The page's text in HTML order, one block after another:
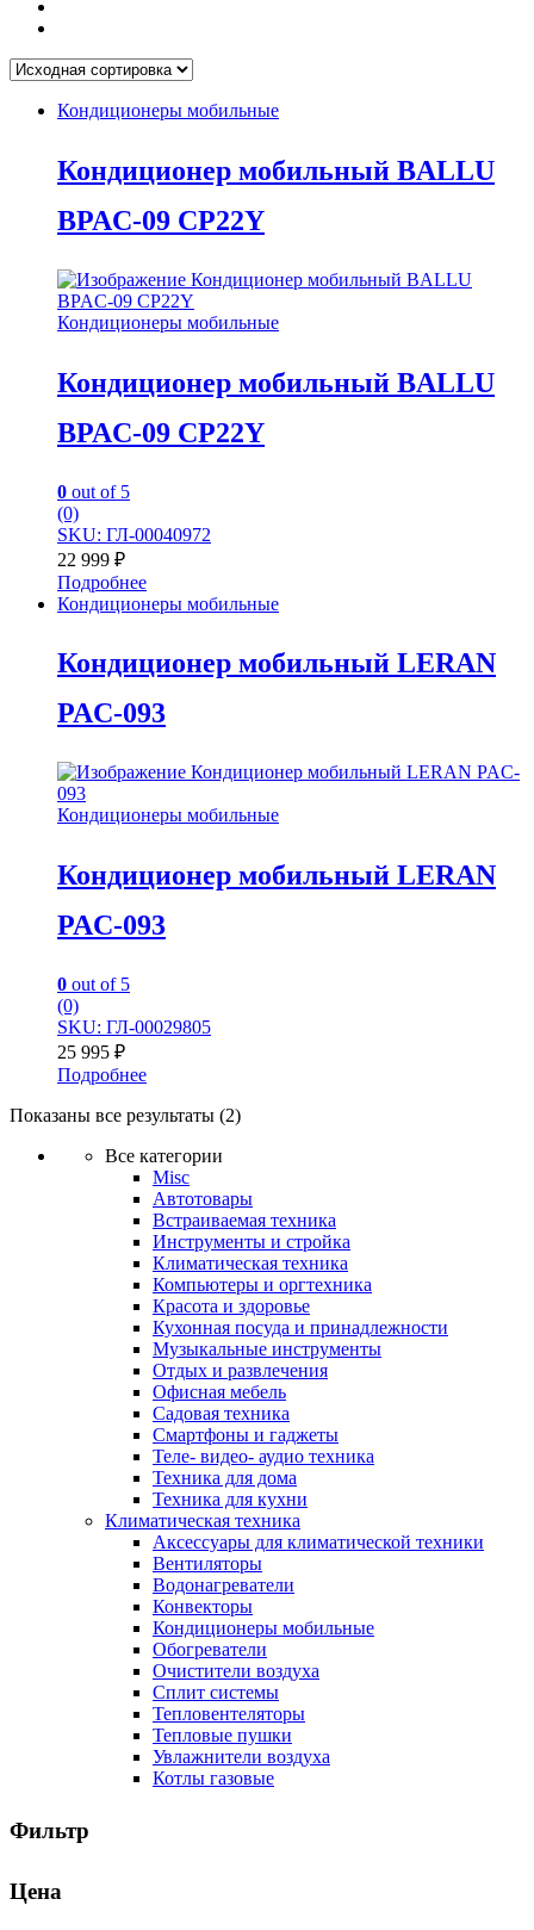
Кондиционеры мобильные
Кондиционер мобильный BALLU
BPAC-09 CP22Y
Кондиционеры мобильные
Кондиционер мобильный BALLU
BPAC-09 CP22Y
0 out of 5
(0)
SKU: ГЛ-00040972
22 999 ₽
Подробнее
Кондиционеры мобильные
Кондиционер мобильный LERAN
PAC-093
Кондиционеры мобильные
Кондиционер мобильный LERAN
PAC-093
0 out of 5
(0)
SKU: ГЛ-00029805
25 995 ₽
Подробнее
Показаны все результаты (2)
Все категории
Misc
Автотовары
Встраиваемая техника
Инструменты и стройка
Климатическая техника
Компьютеры и оргтехника
Красота и здоровье
Кухонная посуда и принадлежности
Музыкальные инструменты
Отдых и развлечения
Офисная мебель
Садовая техника
Смартфоны и гаджеты
Теле- видео- аудио техника
Техника для дома
Техника для кухни
Климатическая техника
Аксессуары для климатической техники
Вентиляторы
Водонагреватели
Конвекторы
Кондиционеры мобильные
Обогреватели
Очистители воздуха
Сплит системы
Тепловентеляторы
Тепловые пушки
Увлажнители воздуха
Котлы газовые
Фильтр
Цена